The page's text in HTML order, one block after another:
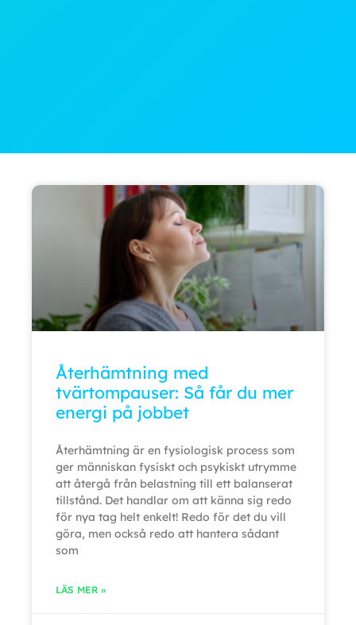
Återhämtning med
tvärtompauser: Så får du mer
energi på jobbet
Återhämtning är en fysiologisk process som
ger människan fysiskt och psykiskt utrymme
att återgå från belastning till ett balanserat
tillstånd. Det handlar om att känna sig redo
för nya tag helt enkelt! Redo för det du vill
göra, men också redo att hantera sådant
som
LÄS MER »